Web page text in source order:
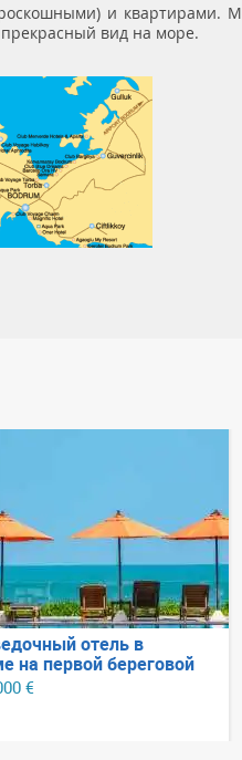
и квартирами.
вид на море.
отель в
на первой береговой
шикарным видом на
€